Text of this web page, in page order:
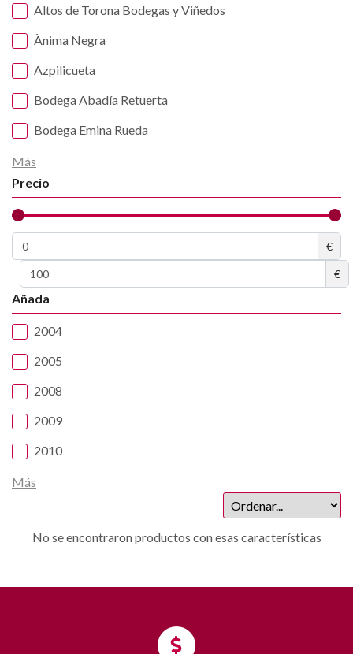
Altos de Torona Bodegas y Viñedos
Ànima Negra
Azpilicueta
Bodega Abadía Retuerta
Bodega Emina Rueda
Más
Precio
€
€
Añada
2004
2005
2008
2009
2010
Más
No se encontraron productos con esas características